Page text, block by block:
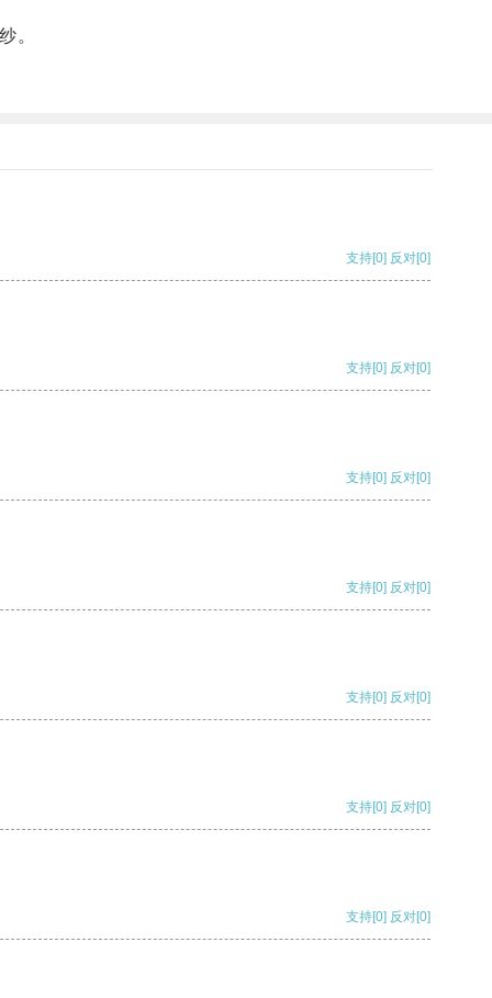
。
支持[0] 反对[0]
支持[0] 反对[0]
支持[0] 反对[0]
支持[0] 反对[0]
支持[0] 反对[0]
支持[0] 反对[0]
支持[0] 反对[0]